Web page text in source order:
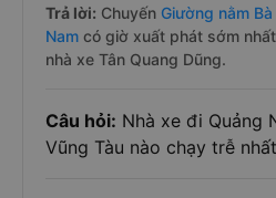
Trả lời: Chuyến Giường nằm
Nam có giờ xuất phát sớm
nhà xe Tân Quang Dũng.
Câu hỏi: Nhà xe đi Quảng
Vũng Tàu nào chạy trễ